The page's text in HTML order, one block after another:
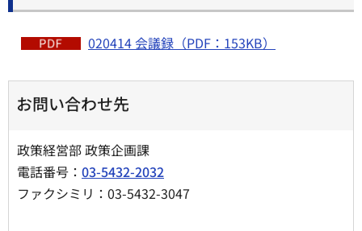
020414 会議録（PDF：153KB）
お問い合わせ先
政策経営部 政策企画課
電話番号： 03-5432-2032
ファクシミリ：03-5432-3047